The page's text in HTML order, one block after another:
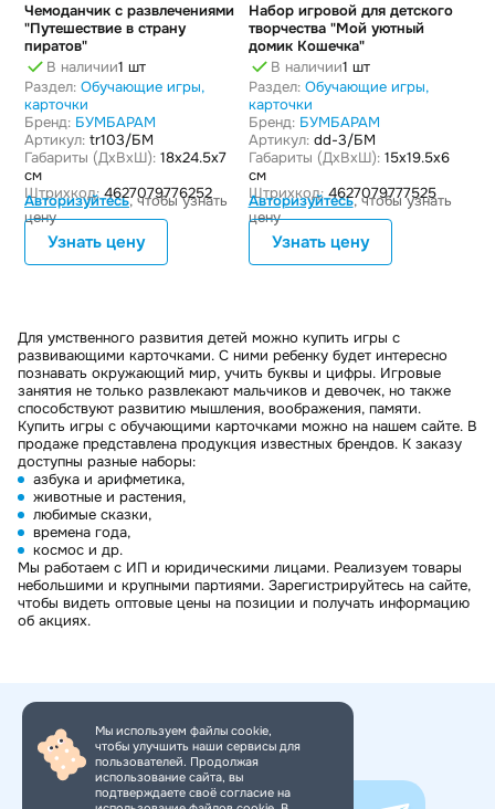
Чемоданчик с развлечениями
"Путешествие в страну
пиратов"
В наличии1 шт
Раздел: Обучающие игры,
карточки
Бренд: БУМБАРАМ
Артикул: tr103/БМ
Габариты (ДxВxШ): 18x24.5x7
см
Штрихкод: 4627079776252
Авторизуйтесь, чтобы узнать
цену
Узнать цену
Набор игровой для детского
творчества "Мой уютный
домик Кошечка"
В наличии1 шт
Раздел: Обучающие игры,
карточки
Бренд: БУМБАРАМ
Артикул:dd-3/БМ
Габариты (ДxВxШ):15x19.5x6
см
Штрихкод:4627079777525
Авторизуйтесь, чтобы узнать
цену
Узнать цену
Для умственного развития детей можно купить игры с
развивающими карточками. С ними ребенку будет интересно
познавать окружающий мир, учить буквы и цифры. Игровые
занятия не только развлекают мальчиков и девочек, но также
способствуют развитию мышления, воображения, памяти.
Купить игры с обучающими карточками можно на нашем сайте. В
продаже представлена продукция известных брендов. К заказу
доступны разные наборы:
азбука и арифметика,
животные и растения,
любимые сказки,
времена года,
космос и др.
Мы работаем с ИП и юридическими лицами. Реализуем товары
небольшими и крупными партиями. Зарегистрируйтесь на сайте,
чтобы видеть оптовые цены на позиции и получать информацию
об акциях.
+7 (495) 150-34-11
Мы используем файлы cookie,
чтобы улучшить наши сервисы для
пользователей. Продолжая
использование сайта, вы
подтверждаете своё согласие на